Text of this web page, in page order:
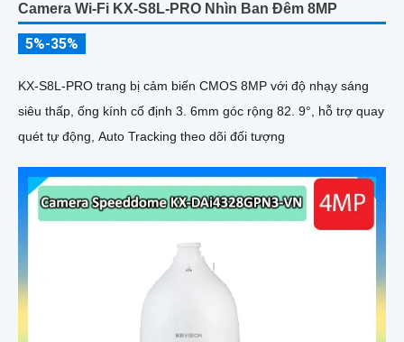
Camera Wi-Fi KX-S8L-PRO Nhìn Ban Đêm 8MP
5%-35%
KX-S8L-PRO trang bị cảm biến CMOS 8MP với độ nhạy sáng
siêu thấp, ống kính cố định 3. 6mm góc rộng 82. 9°, hỗ trợ quay
quét tự động, Auto Tracking theo dõi đối tượng